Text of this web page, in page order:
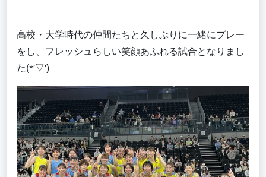
高校・大学時代の仲間たちと久しぶりに一緒にプレー
をし、フレッシュらしい笑顔あふれる試合となりまし
た(*’▽’)